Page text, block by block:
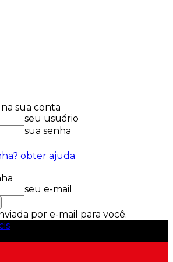
sua conta
seu usuário
sua senha
obter ajuda
seu e-mail
por e-mail para você.